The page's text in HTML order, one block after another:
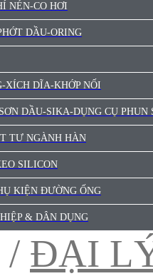
NÉN-CO HƠI
DẦU-ORING
XÍCH DĨA-KHỚP NỐI
DẦU-SIKA-DỤNG CỤ PHUN
TƯ NGÀNH HÀN
SILICON
KIỆN ĐƯỜNG ỐNG
& DÂN DỤNG
/ ĐẠI